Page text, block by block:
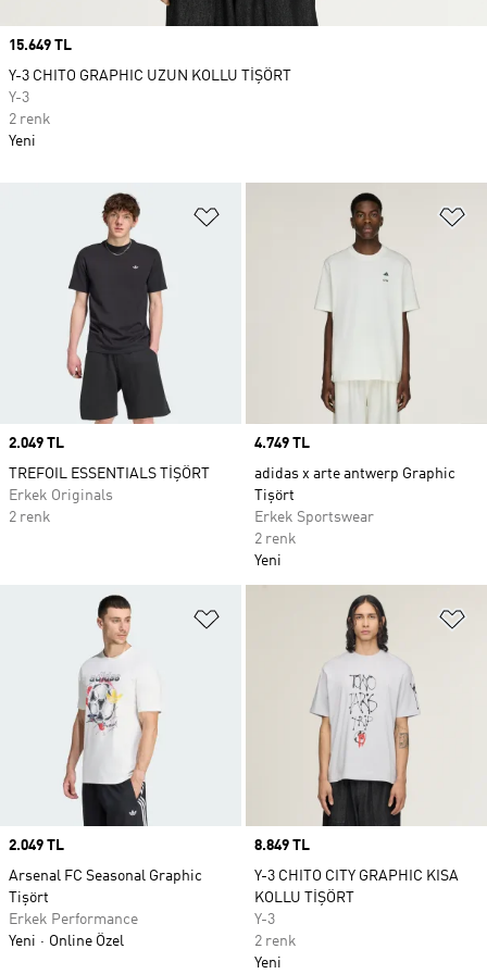
Favori Listesine Ekle
Price
2.049 TL
TREFOIL ESSENTIALS TİŞÖRT
Erkek Originals
2 renk
Price
4.749 TL
adidas x arte antwerp Graphic
Tişört
Erkek Sportswear
2 renk
Yeni
Favori Listesine Ekle
Price
2.049 TL
Arsenal FC Seasonal Graphic
Tişört
Erkek Performance
Yeni
Online Özel
Price
8.849 TL
Y-3 CHITO CITY GRAPHIC KISA
KOLLU TİŞÖRT
Y-3
2 renk
Yeni
Price
15.649 TL
Y-3 CHITO GRAPHIC UZUN KOLLU TİŞÖRT
Y-3
2 renk
Yeni